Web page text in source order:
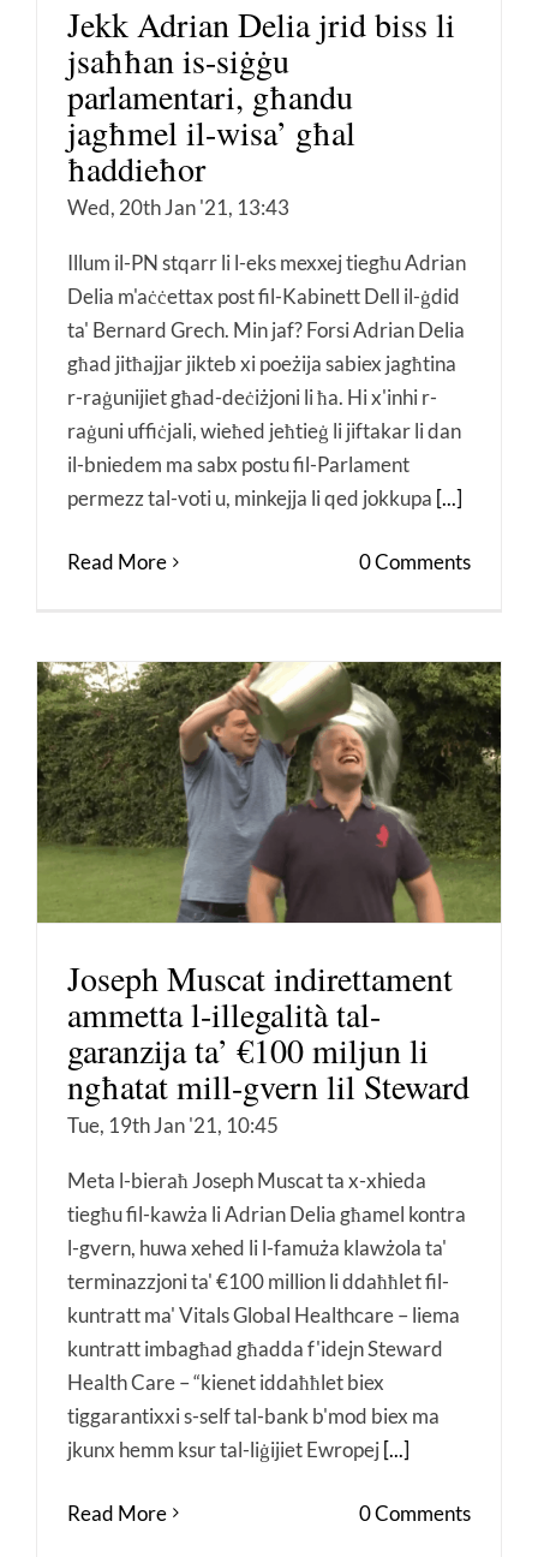
Jekk Adrian Delia jrid biss li
jsaħħan is-siġġu
parlamentari, għandu
jagħmel il-wisa’ għal
ħaddieħor
Wed, 20th Jan '21, 13:43
Illum il-PN stqarr li l-eks mexxej tiegħu Adrian
Delia m'aċċettax post fil-Kabinett Dell il-ġdid
ta' Bernard Grech. Min jaf? Forsi Adrian Delia
għad jitħajjar jikteb xi poeżija sabiex jagħtina
r-raġunijiet għad-deċiżjoni li ħa. Hi x'inhi r-
raġuni uffiċjali, wieħed jeħtieġ li jiftakar li dan
il-bniedem ma sabx postu fil-Parlament
permezz tal-voti u, minkejja li qed jokkupa [...]
Read More 0 Comments
Joseph Muscat indirettament
ammetta l-illegalità tal-
garanzija ta’ €100 miljun li
ngħatat mill-gvern lil Steward
Tue, 19th Jan '21, 10:45
Meta l-bieraħ Joseph Muscat ta x-xhieda
tiegħu fil-kawża li Adrian Delia għamel kontra
l-gvern, huwa xehed li l-famuża klawżola ta'
terminazzjoni ta' €100 million li ddaħħlet fil-
kuntratt ma' Vitals Global Healthcare – liema
kuntratt imbagħad għadda f'idejn Steward
Health Care – “kienet iddaħħlet biex
tiggarantixxi s-self tal-bank b'mod biex ma
jkunx hemm ksur tal-liġijiet Ewropej[...]
Read More 0 Comments